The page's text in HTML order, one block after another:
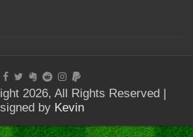
2026, All Rights Reserved |
by Kevin